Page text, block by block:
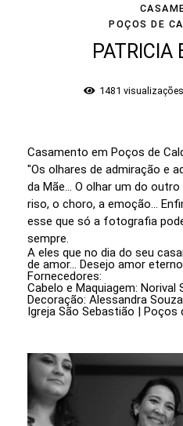
POÇOS DE
PATRICIA
1481 visualizações
Casamento em Poços de
"Os olhares de admiração e
da Mãe... O olhar um do
riso, o choro, a emoção...
esse que só a fotografia
sempre.
A eles que no dia do seu
de amor... Desejo amor
Fornecedores:
Cabelo e Maquiagem: Norival
Decoração: Alessandra Souza
Igreja São Sebastião | Poços